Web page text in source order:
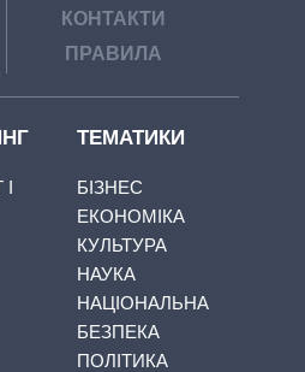
КОНТАКТИ
ПРАВИЛА
ТЕМАТИКИ
БІЗНЕС
ЕКОНОМІКА
КУЛЬТУРА
НАУКА
НАЦІОНАЛЬНА
БЕЗПЕКА
ПОЛІТИКА